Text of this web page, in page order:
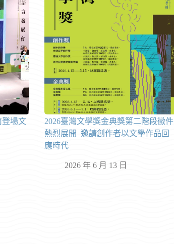
登場文
2026臺灣文學獎金典獎第二階段徵件
熱烈展開 邀請創作者以文學作品回
應時代
2026 年 6 月 13 日